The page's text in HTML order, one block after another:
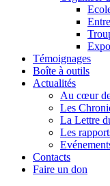
Témoignages
Boîte à outils
Actualités
Au cœur
Les
La Lettre
Les
Contacts
Faire un don